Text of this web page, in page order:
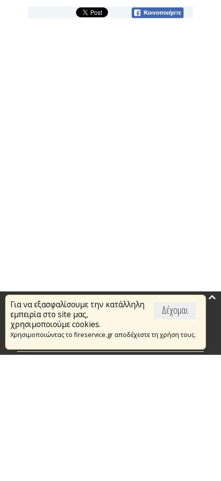
Δέχομαι
Για να εξασφαλίσουμε την κατάλληλη
εμπειρία στο site μας,
χρησιμοποιούμε cookies.
Χρησιμοποιώντας το fireservice.gr αποδέχεστε τη χρήση τους.
Επικαιρότητα
Το Πυροσβεστικό Σώμα